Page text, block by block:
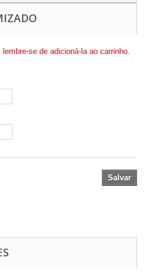
se de adicioná-la ao carrinho.
Salvar